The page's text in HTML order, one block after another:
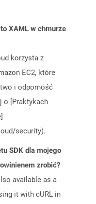
XAML w chmurze
korzysta z
EC2, które
i odporność
o [Praktykach
security).
SDK dla mojego
zrobić?
available as a
it with cURL in